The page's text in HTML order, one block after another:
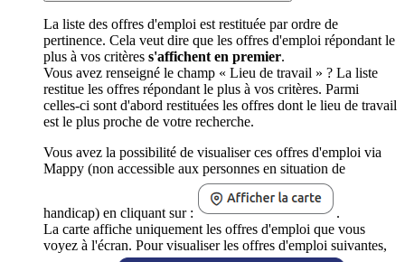
La liste des offres d'emploi est restituée par ordre de
pertinence. Cela veut dire que les offres d'emploi répondant le
plus à vos critères s'affichent en premier.
Vous avez renseigné le champ « Lieu de travail » ? La liste
restitue les offres répondant le plus à vos critères. Parmi
celles-ci sont d'abord restituées les offres dont le lieu de travail
est le plus proche de votre recherche.
Vous avez la possibilité de visualiser ces offres d'emploi via
Mappy (non accessible aux personnes en situation de
handicap) en cliquant sur :
.
La carte affiche uniquement les offres d'emploi que vous
voyez à l'écran. Pour visualiser les offres d'emploi suivantes,